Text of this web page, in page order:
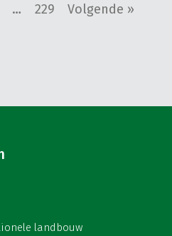
… 229 Volgende »
landbouw